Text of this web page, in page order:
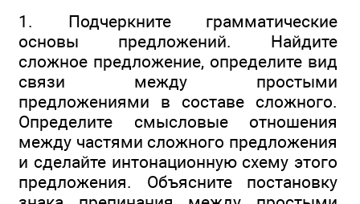
1. Подчеркните грамматические
основы предложений. Найдите
сложное предложение, определите вид
связи между простыми
предложениями в составе сложного.
Определите смысловые отношения
между частями сложного предложения
и сделайте интонационную схему этого
предложения. Объясните постановку